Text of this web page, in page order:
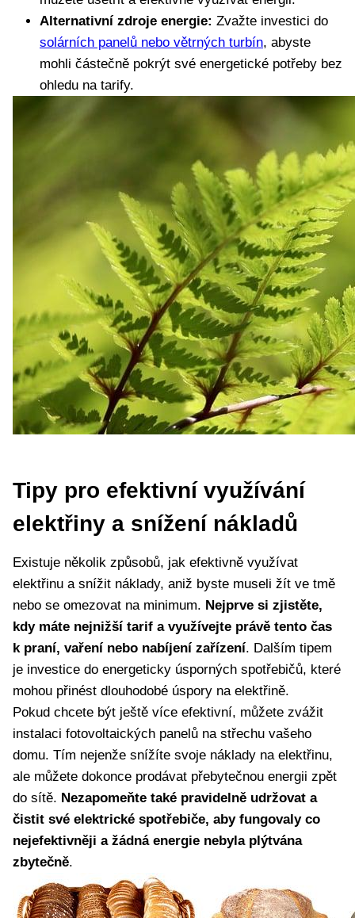
Alternativní zdroje energie: Zvažte investici do
solárních panelů nebo větrných turbín, abyste
mohli částečně pokrýt své energetické potřeby bez
ohledu na tarify.
Tipy pro efektivní využívání
elektřiny a snížení nákladů
Existuje několik způsobů, jak efektivně využívat
elektřinu a snížit náklady, aniž byste museli žít ve tmě
nebo se omezovat na minimum. Nejprve si zjistěte,
kdy máte nejnižší tarif a využívejte právě tento čas
k praní, vaření nebo nabíjení zařízení. Dalším tipem
je investice do energeticky úsporných spotřebičů, které
mohou přinést dlouhodobé úspory na elektřině.
Pokud chcete být ještě více efektivní, můžete zvážit
instalaci fotovoltaických panelů na střechu vašeho
domu. Tím nejenže snížíte svoje náklady na elektřinu,
ale můžete dokonce prodávat přebytečnou energii zpět
do sítě. Nezapomeňte také pravidelně udržovat a
čistit své elektrické spotřebiče, aby fungovaly co
nejefektivněji a žádná energie nebyla plýtvána
zbytečně.